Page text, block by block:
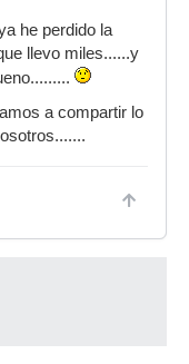
he perdido la
llevo miles......y
a compartir lo